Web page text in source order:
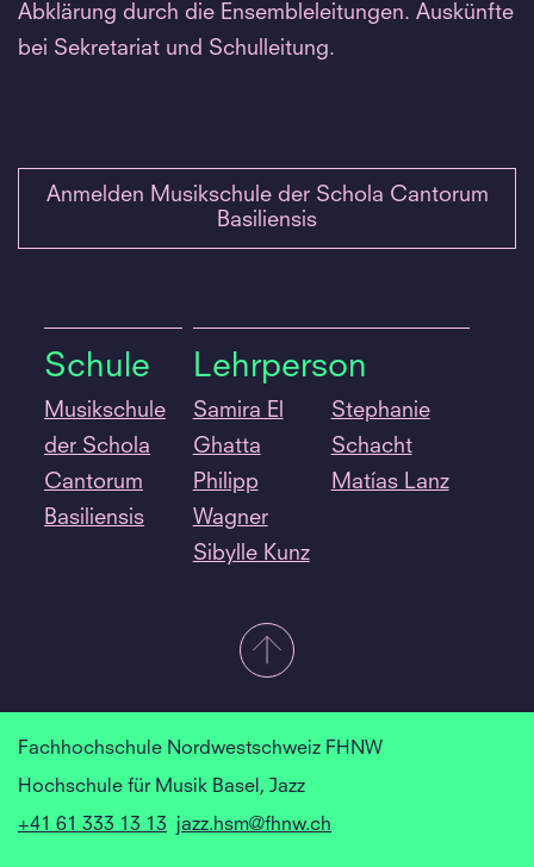
Abklärung durch die Ensembleleitungen. Auskünfte
bei Sekretariat und Schulleitung.
Anmelden Musikschule der Schola Cantorum
Basiliensis
Schule
Musikschule
der Schola
Cantorum
Basiliensis
Lehrperson
Samira El
Ghatta
Stephanie
Schacht
Philipp
Wagner
Matías Lanz
Sibylle Kunz
Fachhochschule Nordwestschweiz FHNW
Hochschule für Musik Basel, Jazz
+41 61 333 13 13
jazz.hsm@fhnw.ch